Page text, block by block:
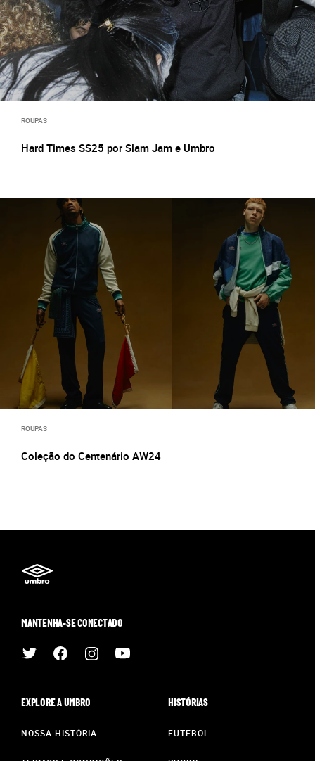
ROUPAS
Hard Times SS25 por Slam Jam e Umbro
ROUPAS
Coleção do Centenário AW24
MANTENHA-SE CONECTADO
EXPLORE A UMBRO
NOSSA HISTÓRIA
HISTÓRIAS
FUTEBOL